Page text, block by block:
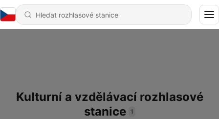
Kulturní a vzdělávací rozhlasové
stanice
1